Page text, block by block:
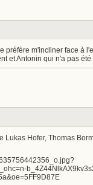
préfère m'incliner face à
et Antonin qui n'a pas
Lukas Hofer, Thomas